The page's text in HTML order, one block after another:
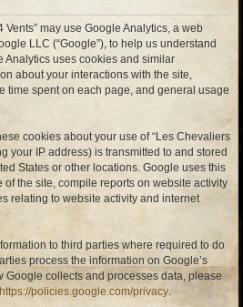
may use Google Analytics, a web
LLC (“Google”), to help us understand
Analytics uses cookies and similar
about your interactions with the site,
time spent on each page, and general usage
cookies about your use of “Les Chevaliers
your IP address) is transmitted to and stored
States or other locations. Google uses this
the site, compile reports on website activity
relating to website activity and internet
to third parties where required to do
process the information on Google’s
Google collects and processes data, please
https://policies.google.com/privacy.